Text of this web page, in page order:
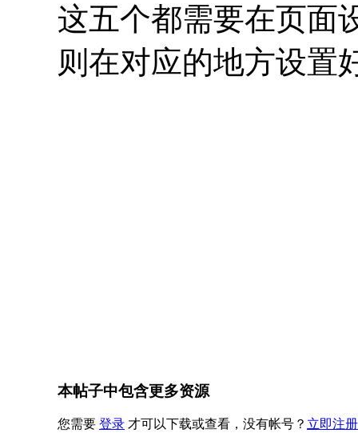
这五个都需要在页面
则在对应的地方设置
本帖子中包含更多资源
您需要 登录 才可以下载或查看，没有帐号？ 立即注册